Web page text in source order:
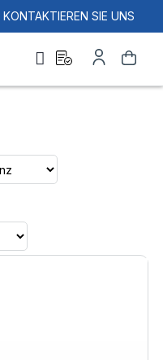
KONTAKTIEREN SIE UNS
Search
quote
Account